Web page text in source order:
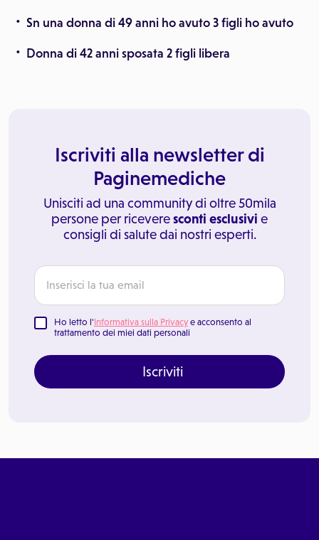
Sn una donna di 49 anni ho avuto 3 figli ho avuto
Donna di 42 anni sposata 2 figli libera
Iscriviti alla newsletter di
Paginemediche
Unisciti ad una community di oltre 50mila
persone per riceveresconti esclusivi e
consigli di salute dai nostri esperti.
Ho letto l'Informativa sulla Privacy e acconsento al
trattamento dei miei dati personali
Iscriviti